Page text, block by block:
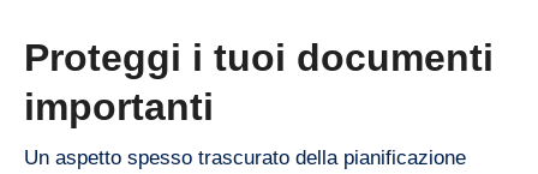
Proteggi i tuoi documenti
importanti
Un aspetto spesso trascurato della pianificazione